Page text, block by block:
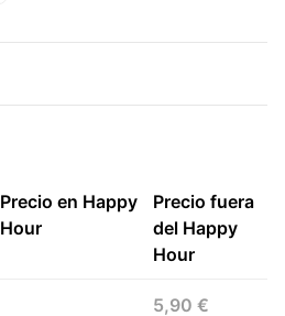
Precio en Happy
Hour
Precio fuera
del Happy
Hour
5,90 €